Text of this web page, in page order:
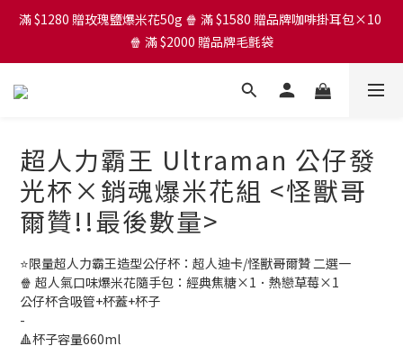
滿 $1280 贈玫瑰鹽爆米花50g 🍿 滿 $1580 贈品牌咖啡掛耳包×10
🍿 滿 $2000 贈品牌毛氈袋
芒果爆米花買大送小
滿 $1280 贈玫瑰鹽爆米花50g 🍿 滿 $1580 贈品牌咖啡掛耳包×10
超人力霸王 Ultraman 公仔發
光杯×銷魂爆米花組 <怪獸哥
爾贊!!最後數量>
⭐限量超人力霸王造型公仔杯：超人迪卡/怪獸哥爾贊 二選一
🍿 超人氣口味爆米花隨手包：經典焦糖×1．熱戀草莓×1
公仔杯含吸管+杯蓋+杯子
-
🔺杯子容量660ml